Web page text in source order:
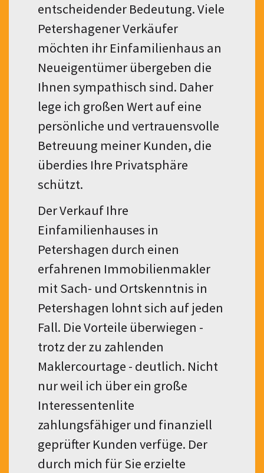
entscheidender Bedeutung. Viele
Petershagener Verkäufer
möchten ihr Einfamilienhaus an
Neueigentümer übergeben die
Ihnen sympathisch sind. Daher
lege ich großen Wert auf eine
persönliche und vertrauensvolle
Betreuung meiner Kunden, die
überdies Ihre Privatsphäre
schützt.
Der Verkauf Ihre
Einfamilienhauses in
Petershagen durch einen
erfahrenen Immobilienmakler
mit Sach- und Ortskenntnis in
Petershagen lohnt sich auf jeden
Fall. Die Vorteile überwiegen -
trotz der zu zahlenden
Maklercourtage - deutlich. Nicht
nur weil ich über ein große
Interessentenlite
zahlungsfähiger und finanziell
geprüfter Kunden verfüge. Der
durch mich für Sie erzielte